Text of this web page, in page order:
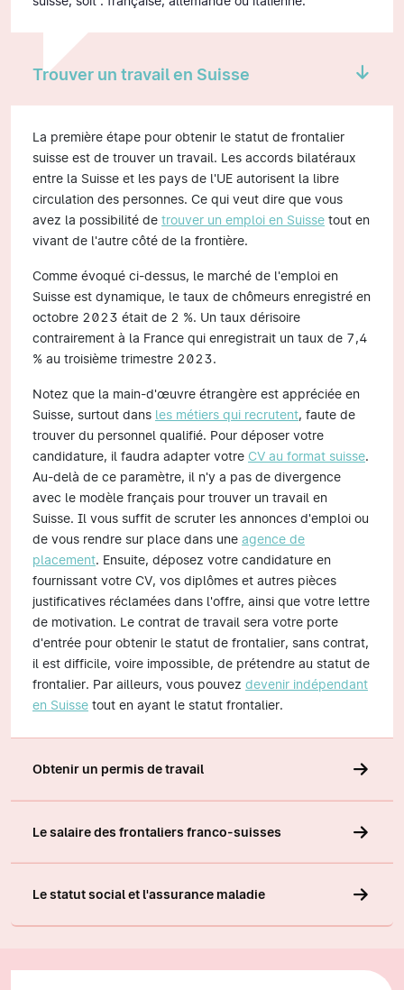
Trouver un travail en Suisse
La première étape pour obtenir le statut de frontalier
suisse est de trouver un travail. Les accords bilatéraux
entre la Suisse et les pays de l'UE autorisent la libre
circulation des personnes. Ce qui veut dire que vous
avez la possibilité de trouver un emploi en Suisse tout en
vivant de l'autre côté de la frontière.
Comme évoqué ci-dessus, le marché de l'emploi en
Suisse est dynamique, le taux de chômeurs enregistré en
octobre 2023 était de 2 %. Un taux dérisoire
contrairement à la France qui enregistrait un taux de 7,4
% au troisième trimestre 2023.
Notez que la main-d'œuvre étrangère est appréciée en
Suisse, surtout dans les métiers qui recrutent, faute de
trouver du personnel qualifié. Pour déposer votre
candidature, il faudra adapter votre CV au format suisse.
Au-delà de ce paramètre, il n'y a pas de divergence
avec le modèle français pour trouver un travail en
Suisse. Il vous suffit de scruter les annonces d'emploi ou
de vous rendre sur place dans une agence de
placement. Ensuite, déposez votre candidature en
fournissant votre CV, vos diplômes et autres pièces
justificatives réclamées dans l'offre, ainsi que votre lettre
de motivation. Le contrat de travail sera votre porte
d'entrée pour obtenir le statut de frontalier, sans contrat,
il est difficile, voire impossible, de prétendre au statut de
frontalier. Par ailleurs, vous pouvez devenir indépendant
en Suisse tout en ayant le statut frontalier.
Obtenir un permis de travail
Le salaire des frontaliers franco-suisses
Le statut social et l'assurance maladie